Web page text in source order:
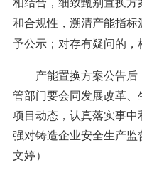
和合规性，溯清产能指
予公示；对存有疑问的，
产能置换方案公告后
管部门要会同发展改革
项目动态，认真落实事
强对铸造企业安全生产
文婷）